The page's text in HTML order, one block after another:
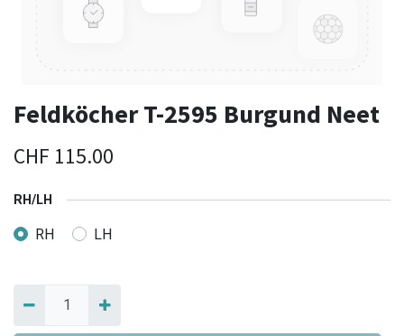
Feldköcher T-2595 Burgund Neet
CHF 115.00
RH/LH
RH LH